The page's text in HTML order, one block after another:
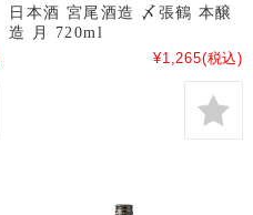
日本酒 宮尾酒造 〆張鶴 本醸
造 月 720ml
¥1,265(税込)